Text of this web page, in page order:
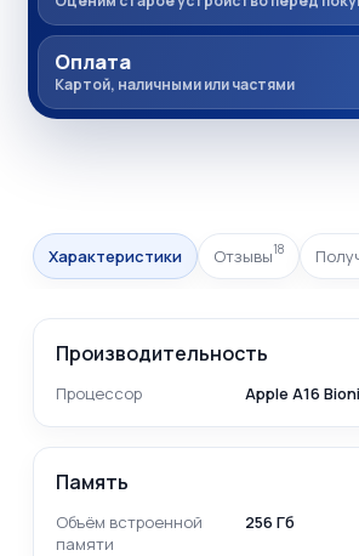
Оплата
Картой, наличными или частями
Характеристики Отзывы18
Производительность
Процессор Apple A16
Память
Объём встроенной
памяти
256 Гб